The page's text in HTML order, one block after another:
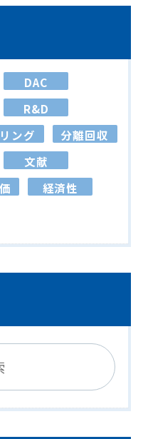
DAC
R&D
ング
分離回収
文献
経済性